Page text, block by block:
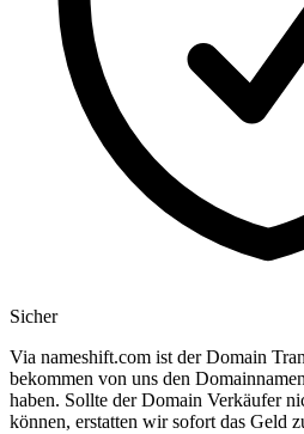
Sicher
Via nameshift.com ist der Domain
bekommen von uns den
haben. Sollte der Domain Verkäufer
können, erstatten wir sofort das Geld